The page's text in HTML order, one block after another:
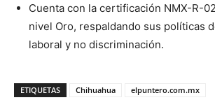
Cuenta con la certificación NMX-R-
nivel Oro, respaldando sus políticas
laboral y no discriminación.
ETIQUETAS Chihuahua elpuntero.com.mx